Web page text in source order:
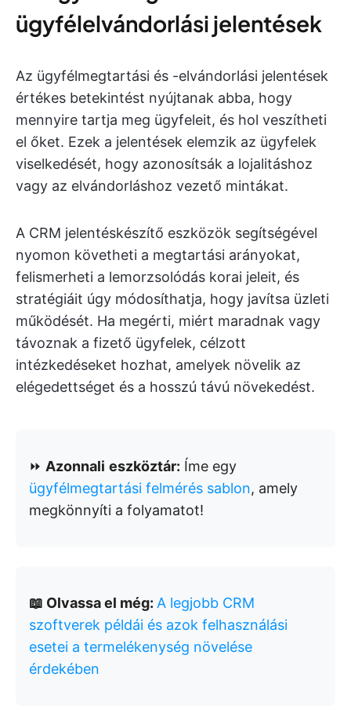
ügyfélelvándorlási jelentések
Az ügyfélmegtartási és -elvándorlási jelentések
értékes betekintést nyújtanak abba, hogy
mennyire tartja meg ügyfeleit, és hol veszítheti
el őket. Ezek a jelentések elemzik az ügyfelek
viselkedését, hogy azonosítsák a lojalitáshoz
vagy az elvándorláshoz vezető mintákat.
A CRM jelentéskészítő eszközök segítségével
nyomon követheti a megtartási arányokat,
felismerheti a lemorzsolódás korai jeleit, és
stratégiáit úgy módosíthatja, hogy javítsa üzleti
működését. Ha megérti, miért maradnak vagy
távoznak a fizető ügyfelek, célzott
intézkedéseket hozhat, amelyek növelik az
elégedettséget és a hosszú távú növekedést.
⏩ Azonnali eszköztár: Íme egy
ügyfélmegtartási felmérés sablon, amely
megkönnyíti a folyamatot!
📖 Olvassa el még: A legjobb CRM
szoftverek példái és azok felhasználási
esetei a termelékenység növelése
érdekében